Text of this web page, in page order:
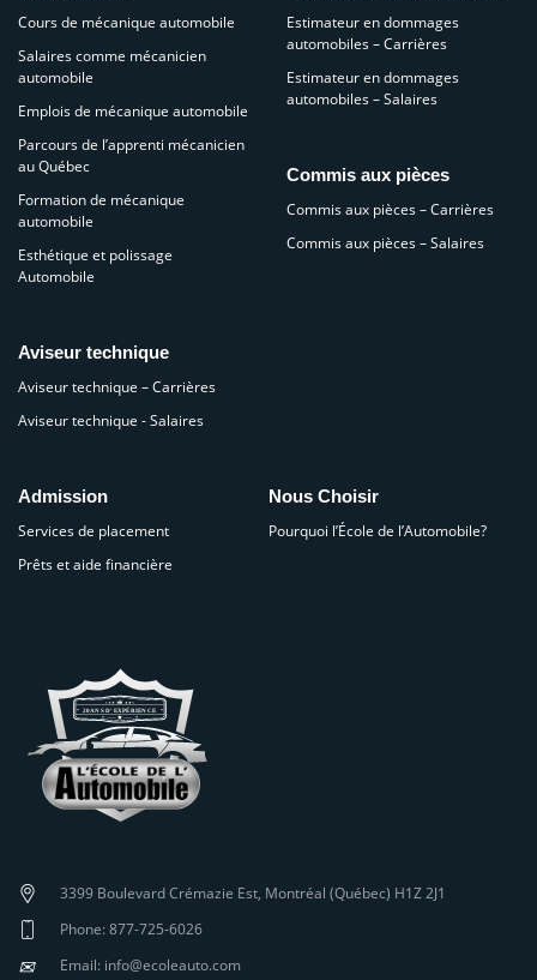
3399 Boulevard Crémazie Est, Montréal (Québec) H1Z 2J1
Phone: 877-725-6026
✉ Email: info@ecoleauto.com
Cours de mécanique automobile
Salaires comme mécanicien
automobile
Emplois de mécanique automobile
Parcours de l’apprenti mécanicien
au Québec
Formation de mécanique
automobile
Esthétique et polissage
Automobile
Aviseur technique
Aviseur technique – Carrières
Aviseur technique - Salaires
Estimateur en dommages
automobiles – Carrières
Estimateur en dommages
automobiles – Salaires
Commis aux pièces
Commis aux pièces – Carrières
Commis aux pièces – Salaires
Admission
Services de placement
Prêts et aide financière
Nous Choisir
Pourquoi l’École de l’Automobile?